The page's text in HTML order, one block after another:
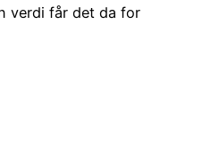
verdi får det da for